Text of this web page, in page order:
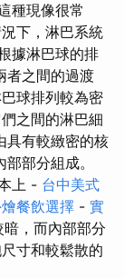
種現像很常
下，淋巴系統
據淋巴球的排
者之間的過渡
球排列較為密
之間的淋巴細
具有較緻密的核
部分組成。
上 - 台中美式
餐飲選擇 - 實
，而內部部分
寸和較鬆散的